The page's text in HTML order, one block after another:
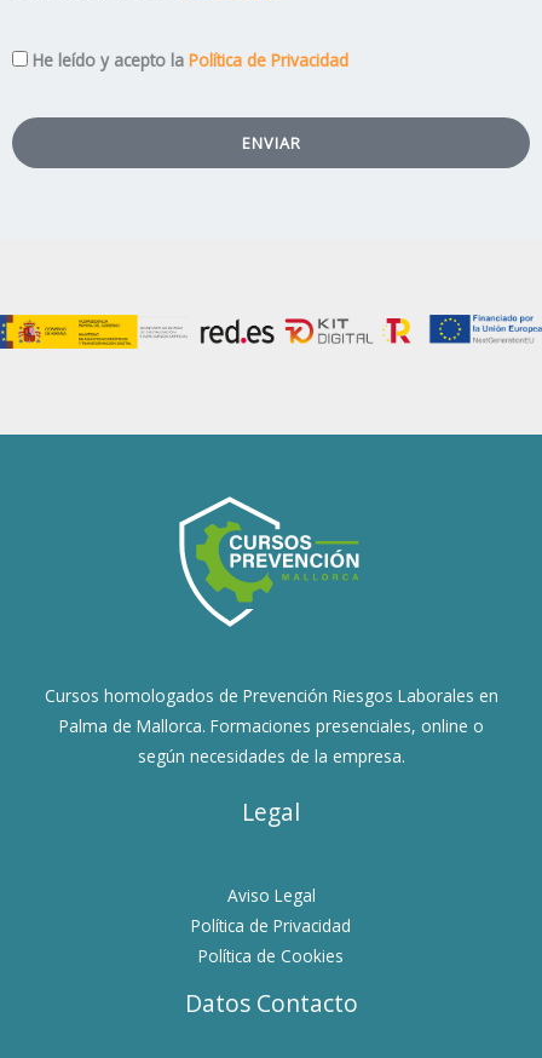
Privacidad
He leído y acepto la Política de Privacidad
ENVIAR
Cursos homologados de Prevención Riesgos Laborales en
Palma de Mallorca. Formaciones presenciales, online o
según necesidades de la empresa.
Legal
Aviso Legal
Política de Privacidad
Política de Cookies
Datos Contacto